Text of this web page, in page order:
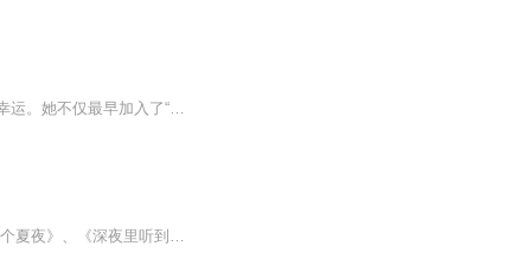
在民国时期的著名才女中，林徽因的才艺比萧红和张爱玲等显得更全面一些，人生际遇也更幸运。她不仅最早加入了“新月社“，在诗歌、小说、散文、戏剧、绘画、翻译等方面成就斐然。她几乎标志一个时代的颜色，出众的才，倾城的貌，情感生活也像一个春天的童...
本书分为五个部分，诗歌、散文、小说、书信、剧本。包括《你是人间四月天》、《山中一个夏夜》、《深夜里听到乐声》、《窗子以外》、《一片阳光》、《窘》、《致梁思成》、《梅真同他们》等。是林徽因经典著作的汇集之作。林徽因兼通文理，在建筑学和文...